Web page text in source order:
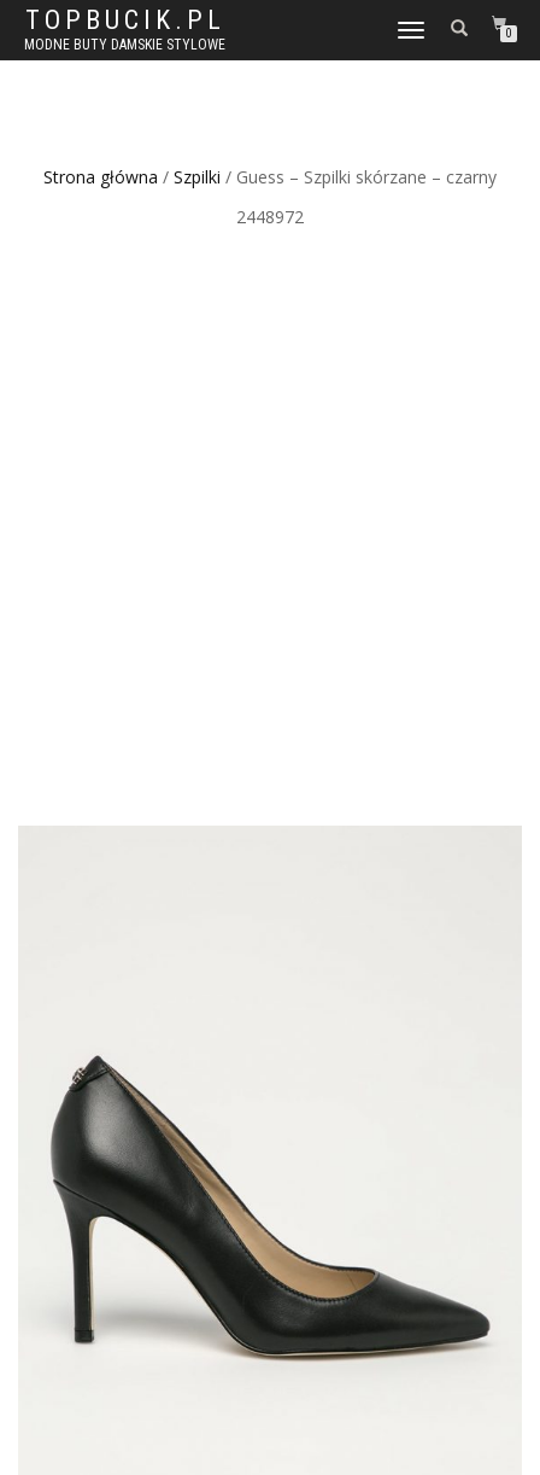
TOPBUCIK.PL
MODNE BUTY DAMSKIE STYLOWE
WŁĄCZ
NAWIGACJĘ
0
Strona główna / Szpilki / Guess – Szpilki skórzane – czarny
2448972